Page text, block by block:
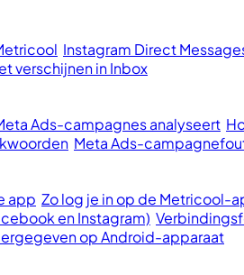
Instagram Direct
verschijnen in Inbox
Ads-campagnes analyseert
Meta Ads-
app Zo log je in op de Metricool-
en Instagram)
op Android-apparaat